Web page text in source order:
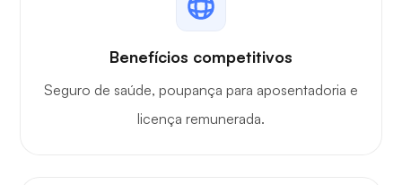
Benefícios competitivos
Seguro de saúde, poupança para aposentadoria e
licença remunerada.